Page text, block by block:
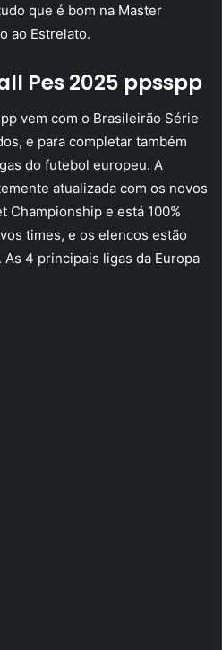
que é bom na Master
ao Estrelato.
Pes 2025 ppsspp
vem com o Brasileirão Série
e para completar também
do futebol europeu. A
atualizada com os novos
Championship e está 100%
times, e os elencos estão
As 4 principais ligas da Europa